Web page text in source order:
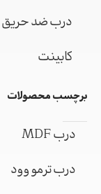
درب ضد حریق
کابینت
برچسب محصولات
درب MDF
درب ترمو وود